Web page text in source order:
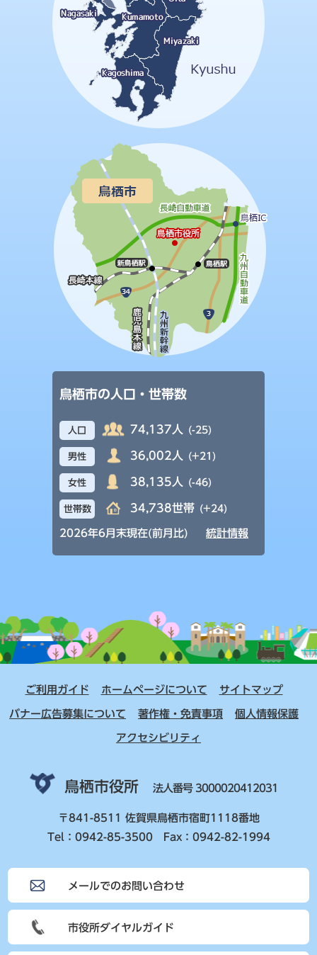
鳥栖市の人口・世帯数
人口 74,137人 (-25)
男性 36,002人 (+21)
女性 38,135人 (-46)
世帯数 34,738世帯 (+24)
2026年6月末現在(前月比) 統計情報
ご利用ガイド ホームページについて サイトマップ
バナー広告募集について 著作権・免責事項 個人情報保護
アクセシビリティ
鳥栖市役所 法人番号 3000020412031
〒841-8511 佐賀県鳥栖市宿町1118番地
Tel：0942-85-3500 Fax：0942-82-1994
メールでのお問い合わせ
市役所ダイヤルガイド